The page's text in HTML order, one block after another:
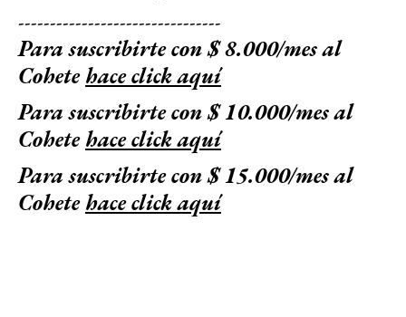
--------------------------------
Para suscribirte con $ 8.000/mes al
Cohetehace click aquí
Para suscribirte con $ 10.000/mes al
Cohetehace click aquí
Para suscribirte con $ 15.000/mes al
Cohetehace click aquí